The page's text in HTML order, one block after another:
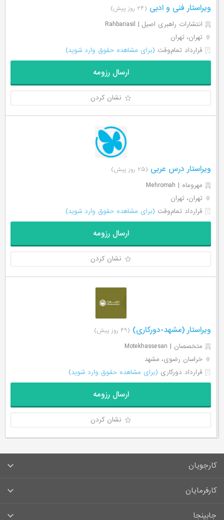
ویراستار فنی و ادبی (۲۴ روز پیش)
انتشارات راهبری اصیل | Rahbariasil
تهران، تهران
قرارداد تمام‌وقت (برای مشاهده حقوق وارد شوید)
ارسال رزومه
نشان کردن
ویراستار درس عربی (۲۵ روز پیش)
مهروماه | Mehromah
تهران، تهران
قرارداد تمام‌وقت (برای مشاهده حقوق وارد شوید)
ارسال رزومه
نشان کردن
ویراستار (مشهد-دورکاری) (۴۹ روز پیش)
متخصصان | Motekhassesan
خراسان رضوی، مشهد
قرارداد دورکاری (برای مشاهده حقوق وارد شوید)
ارسال رزومه
نشان کردن
کارجویان
سوالات متداول کارجویان
کارفرمایان
راهنمای ثبت آگهی استخدام
جابینجا